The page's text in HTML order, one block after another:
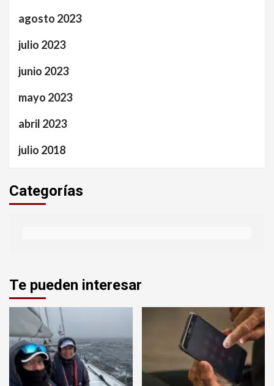
agosto 2023
julio 2023
junio 2023
mayo 2023
abril 2023
julio 2018
Categorías
Te pueden interesar